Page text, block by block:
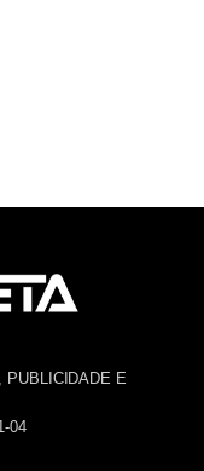
PUBLICIDADE E
04